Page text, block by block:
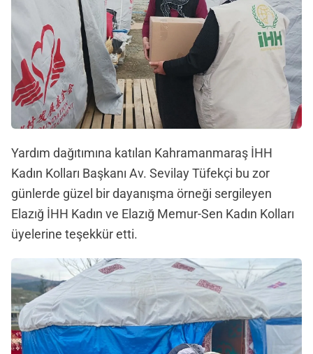
Yardım dağıtımına katılan Kahramanmaraş İHH
Kadın Kolları Başkanı Av. Sevilay Tüfekçi bu zor
günlerde güzel bir dayanışma örneği sergileyen
Elazığ İHH Kadın ve Elazığ Memur-Sen Kadın Kolları
üyelerine teşekkür etti.